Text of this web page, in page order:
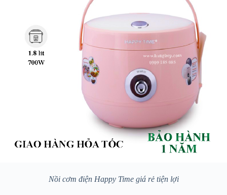
Nồi cơm điện Happy Time giá rẻ tiện lợi